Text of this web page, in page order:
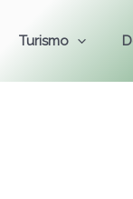
Turismo